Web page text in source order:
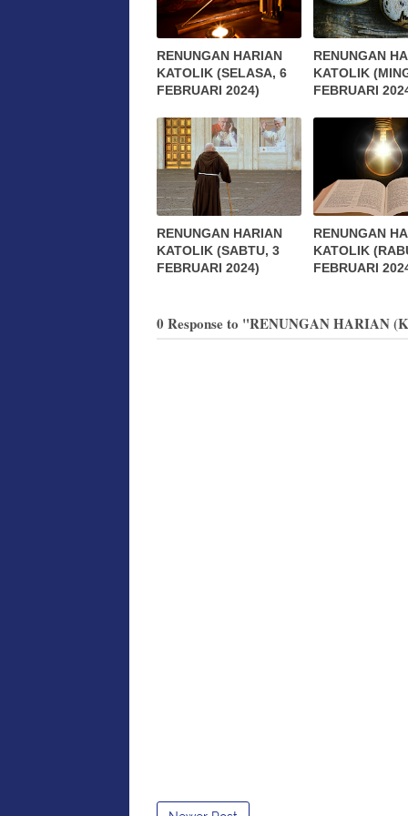
RENUNGAN HARIAN
KATOLIK (SELASA, 6
FEBRUARI 2024)
RENUNGAN
KATOLIK
FEBRUARI
RENUNGAN HARIAN
KATOLIK (SABTU, 3
FEBRUARI 2024)
RENUNGAN
KATOLIK
FEBRUARI
0 Response to "RENUNGAN HARIAN